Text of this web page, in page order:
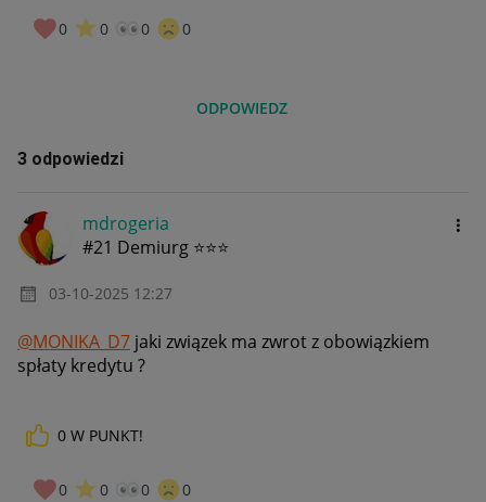
0 0 0 0
ODPOWIEDZ
3 odpowiedzi
mdrogeria
#21 Demiurg ⭐⭐⭐
‎03-10-2025 12:27
@MONIKA_D7 jaki związek ma zwrot z obowiązkiem
spłaty kredytu ?
0 W PUNKT!
0 0 0 0